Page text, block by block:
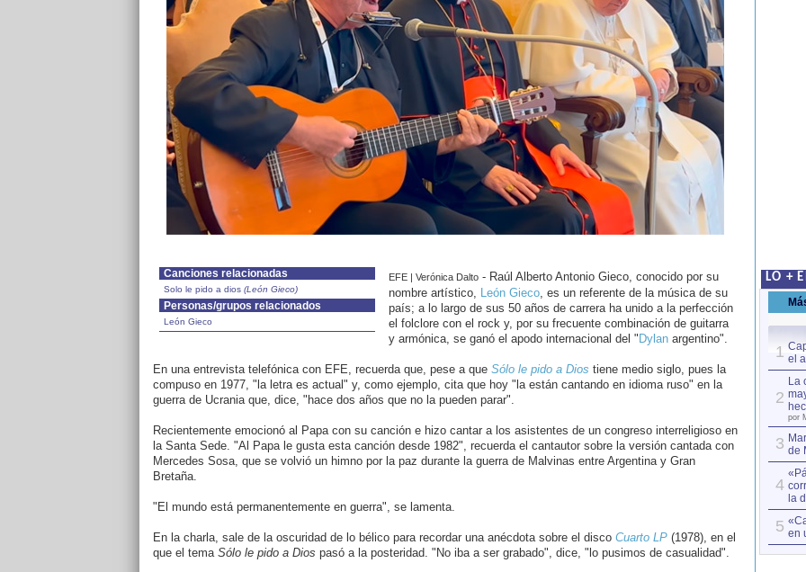
Canciones relacionadas
Solo le pido a dios (León Gieco)
Personas/grupos relacionados
León Gieco
EFE | Verónica Dalto- Raúl Alberto Antonio Gieco, conocido por su
nombre artístico, León Gieco, es un referente de la música de su
país; a lo largo de sus 50 años de carrera ha unido a la perfección
el folclore con el rock y, por su frecuente combinación de guitarra
y armónica, se ganó el apodo internacional del " Dylanargentino".
En una entrevista telefónica con EFE, recuerda que, pese a que Sólo le pido a Dios tiene medio siglo, pues la
compuso en 1977, "la letra es actual" y, como ejemplo, cita que hoy "la están cantando en idioma ruso" en la
guerra de Ucrania que, dice, "hace dos años que no la pueden parar".
Recientemente emocionó al Papa con su canción e hizo cantar a los asistentes de un congreso interreligioso en
la Santa Sede. "Al Papa le gusta esta canción desde 1982", recuerda el cantautor sobre la versión cantada con
Mercedes Sosa, que se volvió un himno por la paz durante la guerra de Malvinas entre Argentina y Gran
Bretaña.
"El mundo está permanentemente en guerra", se lamenta.
En la charla, sale de la oscuridad de lo bélico para recordar una anécdota sobre el disco Cuarto LP(1978), en el
que el tema Sólo le pido a Dios pasó a la posteridad. "No iba a ser grabado", dice, "lo pusimos de casualidad".
LO +
1 el
2
La
por
3 de
4
la
5 en